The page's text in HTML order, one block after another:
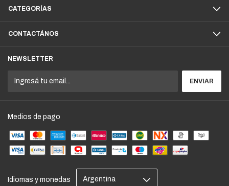
CATEGORÍAS
CONTACTÁNOS
NEWSLETTER
Medios de pago
Idiomas y monedas